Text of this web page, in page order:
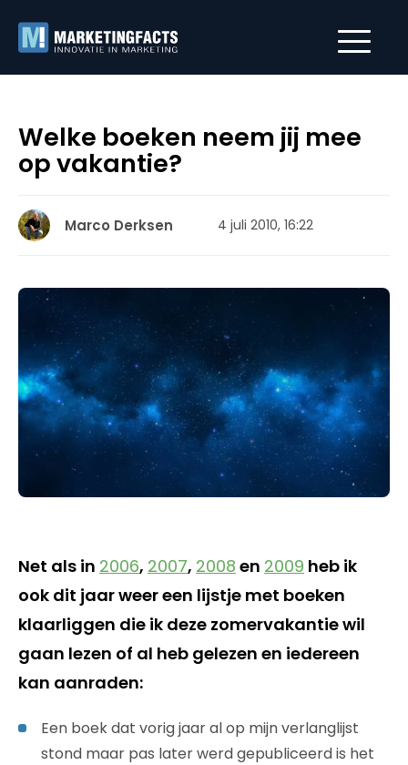
Welke boeken neem jij mee
op vakantie?
Marco Derksen 4 juli 2010, 16:22
Net als in 2006, 2007, 2008 en 2009 heb ik
ook dit jaar weer een lijstje met boeken
klaarliggen die ik deze zomervakantie wil
gaan lezen of al heb gelezen en iedereen
kan aanraden:
Een boek dat vorig jaar al op mijn verlanglijst
stond maar pas later werd gepubliceerd is het